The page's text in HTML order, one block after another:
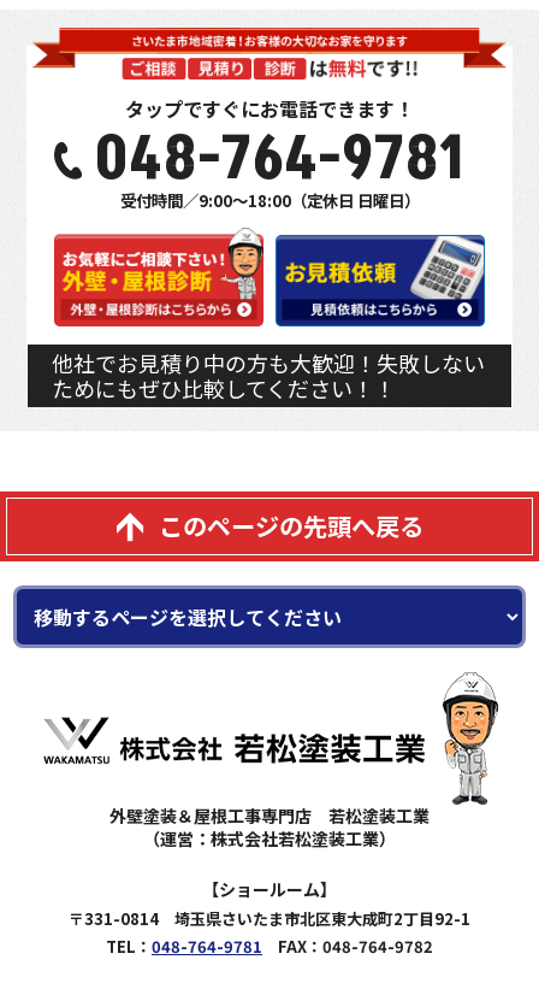
タップですぐにお電話できます！
048-764-9781
受付時間／9:00～18:00（定休日 日曜日）
他社でお見積り中の方も大歓迎！失敗しない
ためにもぜひ比較してください！！
このページの先頭へ戻る
外壁塗装＆屋根工事専門店 若松塗装工業
（運営：株式会社若松塗装工業）
【ショールーム】
〒331-0814 埼玉県さいたま市北区東大成町2丁目92-1
TEL： 048-764-9781 FAX：048-764-9782